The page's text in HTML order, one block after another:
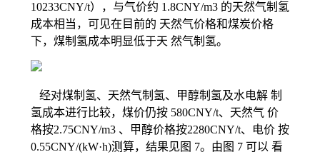
10233CNY/t），与气价约 1.8CNY/m3 的天然气制氢
成本相当，可见在目前的 天然气价格和煤炭价格
下，煤制氢成本明显低于天 然气制氢。
经对煤制氢、天然气制氢、甲醇制氢及水电解 制
氢成本进行比较，煤价仍按 580CNY/t、天然气 价
格按2.75CNY/m3 、甲醇价格按2280CNY/t、电价 按
0.55CNY/(kW·h)测算，结果见图 7。由图 7 可以 看